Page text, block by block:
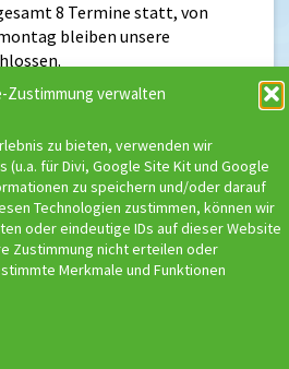
Zustimmung verwalten
zu bieten, verwenden wir
(u.a. für Divi, Google Site Kit und Google
zu speichern und/oder darauf
Technologien zustimmen, können wir
oder eindeutige IDs auf dieser Website
Zustimmung nicht erteilen oder
Merkmale und Funktionen
8 Termine statt, von
bleiben unsere
Beiträge
der neuen Kurse
kann man erst ab
Bronze